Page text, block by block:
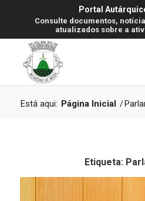
Portal
Consulte documentos,
atualizados sobre a
Está aqui: Página Inicial /
Etiqueta: